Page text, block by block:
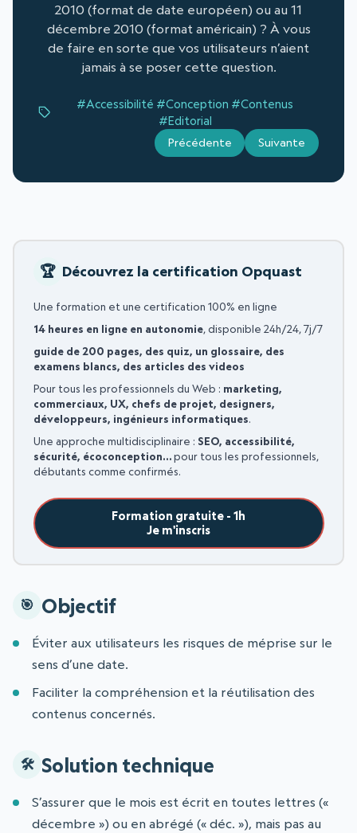
2010 (format de date européen) ou au 11
décembre 2010 (format américain) ? À vous
de faire en sorte que vos utilisateurs n’aient
jamais à se poser cette question.
#Accessibilité #Conception #Contenus
#Editorial
Précédente Suivante
Découvrez la certification Opquast
Une formation et une certification 100% en ligne
14 heures en ligne en autonomie, disponible 24h/24, 7j/7
guide de 200 pages, des quiz, un glossaire, des
examens blancs, des articles des videos
Pour tous les professionnels du Web : marketing,
commerciaux, UX, chefs de projet, designers,
développeurs, ingénieurs informatiques.
Une approche multidisciplinaire : SEO, accessibilité,
sécurité, écoconception…pour tous les professionnels,
débutants comme confirmés.
Formation gratuite - 1h
Je m'inscris
Objectif
Éviter aux utilisateurs les risques de méprise sur le
sens d’une date.
Faciliter la compréhension et la réutilisation des
contenus concernés.
Solution technique
S’assurer que le mois est écrit en toutes lettres («
décembre ») ou en abrégé (« déc. »), mais pas au